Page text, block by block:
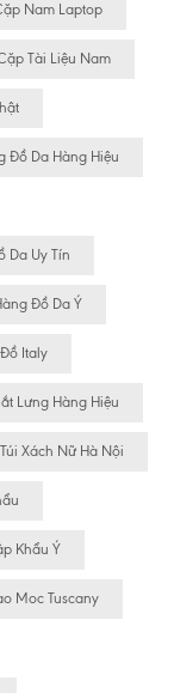
Nam Laptop
Tài Liệu Nam
Đồ Da Hàng Hiệu
Da Uy Tín
Đồ Da Ý
Italy
Lưng Hàng Hiệu
Xách Nữ Hà Nội
Khẩu Ý
Moc Tuscany